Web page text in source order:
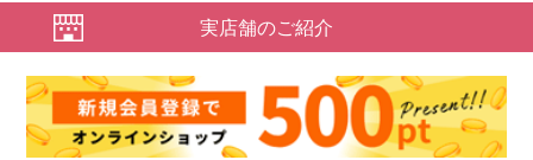
実店舗のご紹介